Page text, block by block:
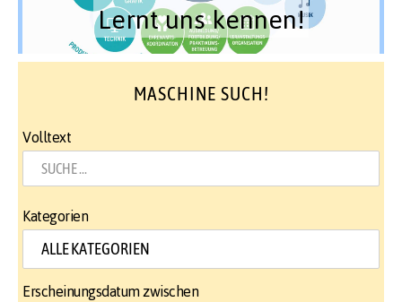
Lernt uns kennen!
MASCHINE SUCH!
Volltext
Kategorien
Erscheinungsdatum zwischen